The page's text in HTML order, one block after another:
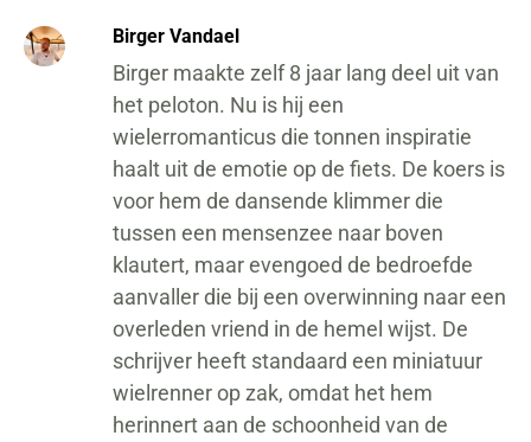
Birger Vandael
Birger maakte zelf 8 jaar lang deel uit van
het peloton. Nu is hij een
wielerromanticus die tonnen inspiratie
haalt uit de emotie op de fiets. De koers is
voor hem de dansende klimmer die
tussen een mensenzee naar boven
klautert, maar evengoed de bedroefde
aanvaller die bij een overwinning naar een
overleden vriend in de hemel wijst. De
schrijver heeft standaard een miniatuur
wielrenner op zak, omdat het hem
herinnert aan de schoonheid van de